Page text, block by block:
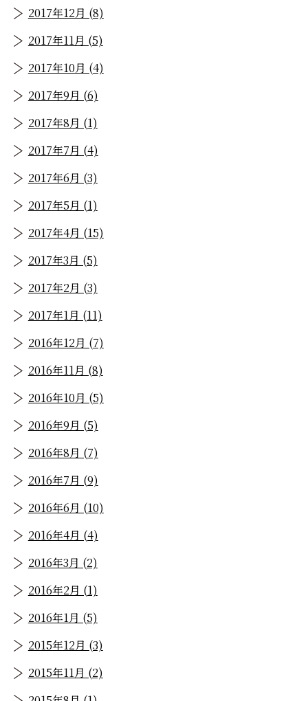
2017年12月 (8)
2017年11月 (5)
2017年10月 (4)
2017年9月 (6)
2017年8月 (1)
2017年7月 (4)
2017年6月 (3)
2017年5月 (1)
2017年4月 (15)
2017年3月 (5)
2017年2月 (3)
2017年1月 (11)
2016年12月 (7)
2016年11月 (8)
2016年10月 (5)
2016年9月 (5)
2016年8月 (7)
2016年7月 (9)
2016年6月 (10)
2016年4月 (4)
2016年3月 (2)
2016年2月 (1)
2016年1月 (5)
2015年12月 (3)
2015年11月 (2)